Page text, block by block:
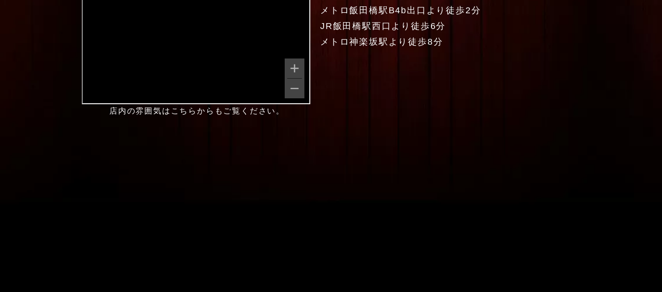
店内の雰囲気はこちらからもご覧ください。
メトロ飯田橋駅B4b出口より徒歩2分
JR飯田橋駅西口より徒歩6分
メトロ神楽坂駅より徒歩8分